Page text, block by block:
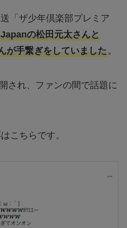
「ザ少年倶楽部プレミア
の松田元太さんと
が手繋ぎをしていました。
され、ファンの間で話題に
こちらです。